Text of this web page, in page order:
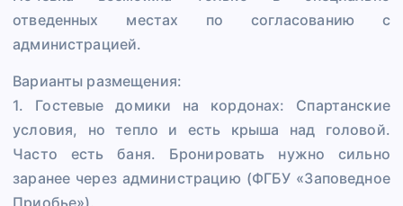
отведенных местах по согласованию с
администрацией.
Варианты размещения:
1. Гостевые домики на кордонах: Спартанские
условия, но тепло и есть крыша над головой.
Часто есть баня. Бронировать нужно сильно
заранее через администрацию (ФГБУ «Заповедное
Приобье»).